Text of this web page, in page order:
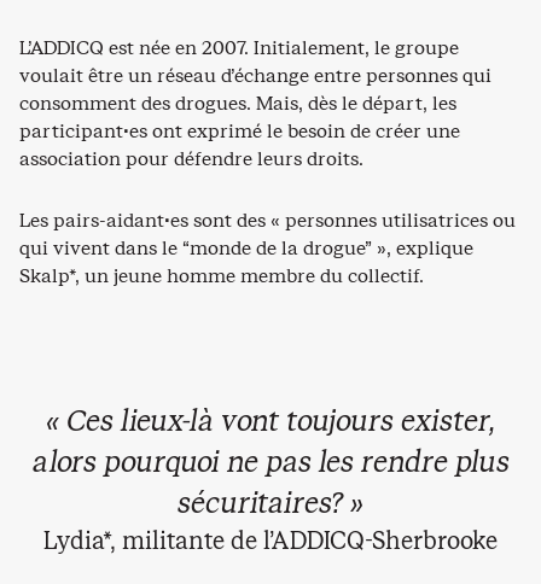
L’ADDICQ est née en 2007. Initialement, le groupe
voulait être un réseau d’échange entre personnes qui
consomment des drogues. Mais, dès le départ, les
participant·es ont exprimé le besoin de créer une
association pour défendre leurs droits.
Les pairs-aidant·es sont des « personnes utilisatrices ou
qui vivent dans le “monde de la drogue” », explique
Skalp*, un jeune homme membre du collectif.
« Ces lieux-là vont toujours exister,
alors pourquoi ne pas les rendre plus
sécuritaires? »
Lydia*, militante de l’ADDICQ-Sherbrooke